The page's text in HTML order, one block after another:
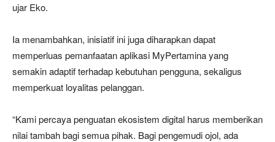
ujar Eko.
Ia menambahkan, inisiatif ini juga diharapkan dapat
memperluas pemanfaatan aplikasi MyPertamina yang
semakin adaptif terhadap kebutuhan pengguna, sekaligus
memperkuat loyalitas pelanggan.
“Kami percaya penguatan ekosistem digital harus memberikan
nilai tambah bagi semua pihak. Bagi pengemudi ojol, ada